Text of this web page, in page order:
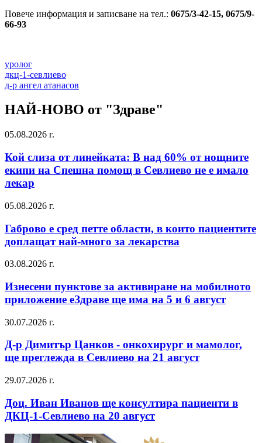
Повече информация и записване на тел.: 0675/3-42-15, 0675/9-
66-93
уролог
дкц-1-севлиево
д-р ангел атанасов
НАЙ-НОВО от "Здраве"
05.08.2026 г.
Кой слиза от линейката: В над 60% от нощните
екипи на Спешна помощ в Севлиево не е имало
лекар
05.08.2026 г.
Габрово е сред петте области, в които пациентите
доплащат най-много за лекарства
03.08.2026 г.
Изнесени пунктове за активиране на мобилното
приложение еЗдраве ще има на 5 и 6 август
30.07.2026 г.
Д-р Димитър Цанков - онкохирург и мамолог,
ще преглежда в Севлиево на 21 август
29.07.2026 г.
Доц. Иван Иванов ще консултира пациенти в
ДКЦ-1-Севлиево на 20 август